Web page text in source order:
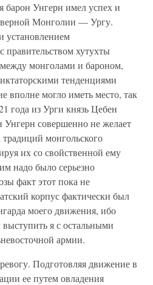
барон Унгерн имел успех и
Монголии — Ургу.
установлением
правительством хутухты
монголами и бароном,
тенденциями
вполне могло иметь место, так
года из Урги князь Цебен
Унгерн совершенно не желает
монгольского
их со свойственной ему
надо было серьезно
факт этот пока не
корпус фактически был
моего движения, ибо
я с остальными
армии.
Подготовляя движение в
ее путем овладения